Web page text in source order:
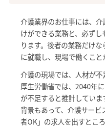
介護業界のお仕事には、
けができる業務と、必ず
ります。後者の業務だけ
に就職し、現場で働くこと
介護の現場では、人材が不
厚生労働省では、2040年
が不足すると推計してい
背景もあって、介護サー
者OK」の求人を出すとこ